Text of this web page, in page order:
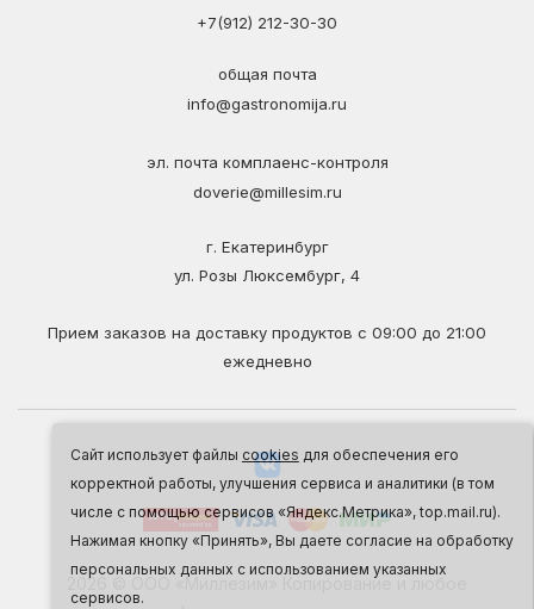
Сайт использует файлы cookies для обеспечения его
корректной работы, улучшения сервиса и аналитики (в том
числе с помощью сервисов «Яндекс.Метрика», top.mail.ru).
Нажимая кнопку «Принять», Вы даете согласие на обработку
персональных данных с использованием указанных
сервисов.
+7(912) 212-30-30
общая почта
info@gastronomija.ru
эл. почта комплаенс-контроля
doverie@millesim.ru
г. Екатеринбург
ул. Розы Люксембург, 4
Прием заказов на доставку продуктов с 09:00 до 21:00
ежедневно
2026 © ООО «Миллезим» Копирование и любое